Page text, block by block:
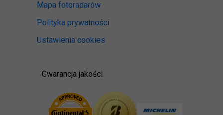
Mapa fotoradarów
Polityka prywatności
Ustawienia cookies
Gwarancja jakości